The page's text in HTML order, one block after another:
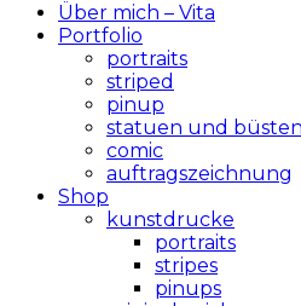
Über mich – Vita
Portfolio
portraits
striped
pinup
statuen und büsten
comic
auftragszeichnung
Shop
kunstdrucke
portraits
stripes
pinups